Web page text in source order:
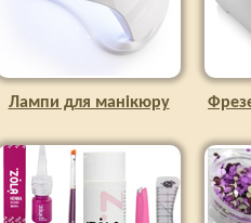
Лампи для манікюру